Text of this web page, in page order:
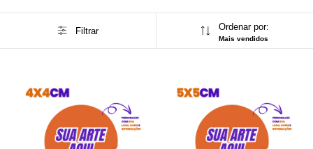
Filtrar Ordenar por:
Mais vendidos